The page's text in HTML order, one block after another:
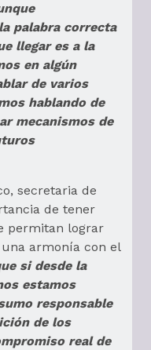
palabra correcta
llegar es a la
en algún
de varios
hablando de
mecanismos de
secretaria de
de tener
permitan lograr
armonía con el
si desde la
estamos
responsable
de los
real de